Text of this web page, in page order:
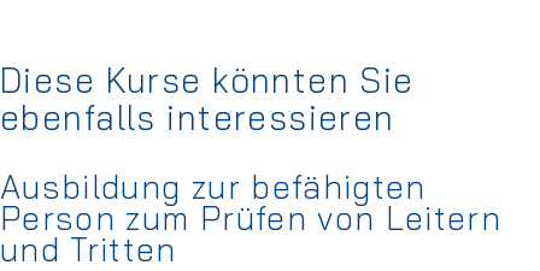
Diese Kurse könnten Sie
ebenfalls interessieren
Ausbildung zur befähigten
Person zum Prüfen von Leitern
und Tritten